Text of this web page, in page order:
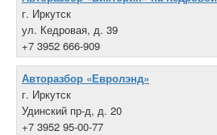
г. Иркутск
ул. Кедровая, д. 39
+7 3952 666-909
Авторазбор «Евролэнд»
г. Иркутск
Удинский пр-д, д. 20
+7 3952 95-00-77